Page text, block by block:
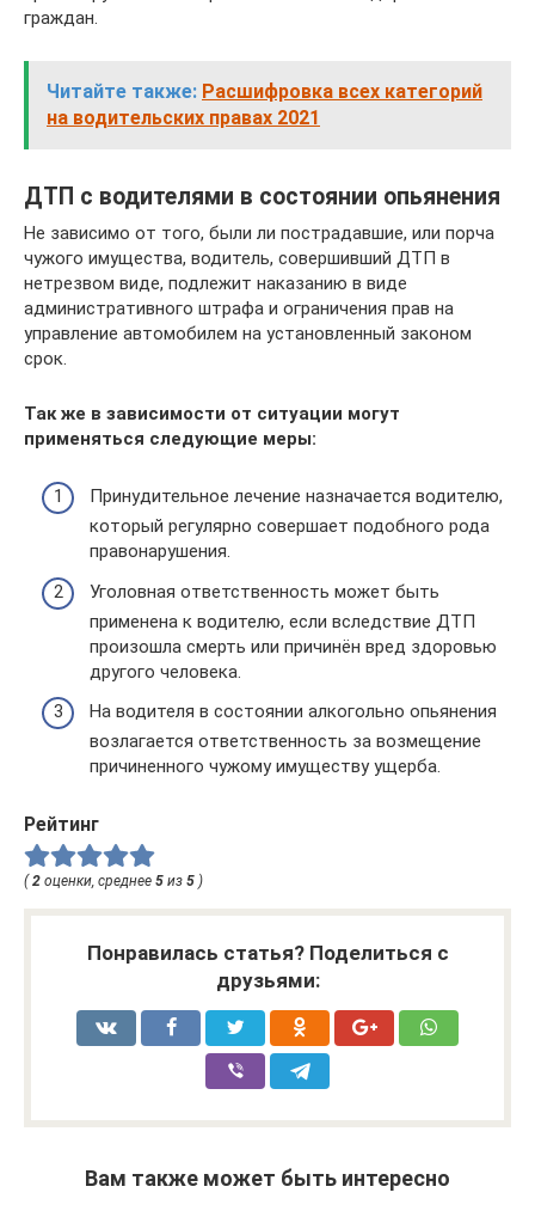
граждан.
Читайте также: Расшифровка всех категорий
на водительских правах 2021
ДТП с водителями в состоянии опьянения
Не зависимо от того, были ли пострадавшие, или порча
чужого имущества, водитель, совершивший ДТП в
нетрезвом виде, подлежит наказанию в виде
административного штрафа и ограничения прав на
управление автомобилем на установленный законом
срок.
Так же в зависимости от ситуации могут
применяться следующие меры:
Принудительное лечение назначается водителю,
который регулярно совершает подобного рода
правонарушения.
Уголовная ответственность может быть
применена к водителю, если вследствие ДТП
произошла смерть или причинён вред здоровью
другого человека.
На водителя в состоянии алкогольно опьянения
возлагается ответственность за возмещение
причиненного чужому имуществу ущерба.
Рейтинг
(2 оценки, среднее 5 из 5 )
Понравилась статья? Поделиться с
друзьями:
Вам также может быть интересно